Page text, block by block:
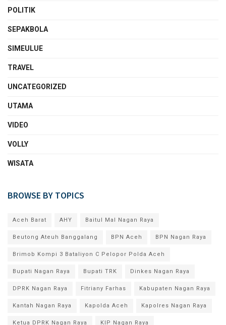
POLITIK
SEPAKBOLA
SIMEULUE
TRAVEL
UNCATEGORIZED
UTAMA
VIDEO
VOLLY
WISATA
BROWSE BY TOPICS
Aceh Barat AHY Baitul Mal Nagan Raya
Beutong Ateuh Banggalang BPN Aceh BPN Nagan Raya
Brimob Kompi 3 Bataliyon C Pelopor Polda Aceh
Bupati Nagan Raya Bupati TRK Dinkes Nagan Raya
DPRK Nagan Raya Fitriany Farhas Kabupaten Nagan Raya
Kantah Nagan Raya Kapolda Aceh Kapolres Nagan Raya
Ketua DPRK Nagan Raya KIP Nagan Raya